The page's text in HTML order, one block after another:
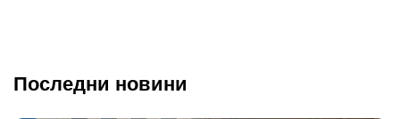
Последни новини